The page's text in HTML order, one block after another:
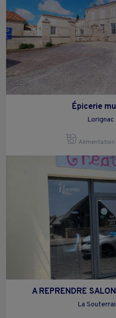
Épicerie
Lorignac
Alimentation
A REPRENDRE
La